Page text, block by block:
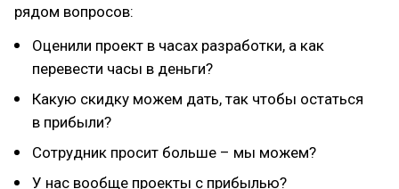
рядом вопросов:
Оценили проект в часах разработки, а как
перевести часы в деньги?
Какую скидку можем дать, так чтобы остаться
в прибыли?
Сотрудник просит больше – мы можем?
У нас вообще проекты с прибылью?